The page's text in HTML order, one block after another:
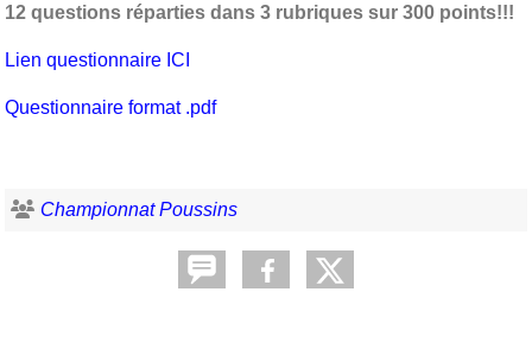
12 questions réparties dans 3 rubriques sur 300 points!!!
Lien questionnaire ICI
Questionnaire format .pdf
Championnat Poussins